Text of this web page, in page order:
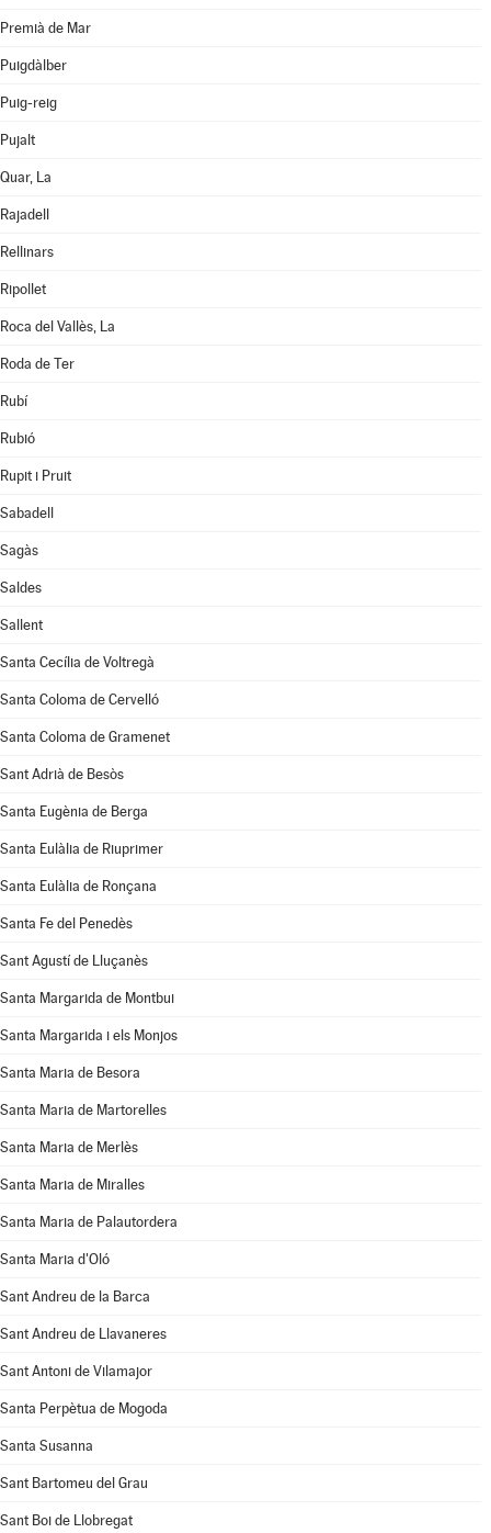
Premià de Mar
Puigdàlber
Puig-reig
Pujalt
Quar, La
Rajadell
Rellinars
Ripollet
Roca del Vallès, La
Roda de Ter
Rubí
Rubió
Rupit i Pruit
Sabadell
Sagàs
Saldes
Sallent
Santa Cecília de Voltregà
Santa Coloma de Cervelló
Santa Coloma de Gramenet
Sant Adrià de Besòs
Santa Eugènia de Berga
Santa Eulàlia de Riuprimer
Santa Eulàlia de Ronçana
Santa Fe del Penedès
Sant Agustí de Lluçanès
Santa Margarida de Montbui
Santa Margarida i els Monjos
Santa Maria de Besora
Santa Maria de Martorelles
Santa Maria de Merlès
Santa Maria de Miralles
Santa Maria de Palautordera
Santa Maria d'Oló
Sant Andreu de la Barca
Sant Andreu de Llavaneres
Sant Antoni de Vilamajor
Santa Perpètua de Mogoda
Santa Susanna
Sant Bartomeu del Grau
Sant Boi de Llobregat